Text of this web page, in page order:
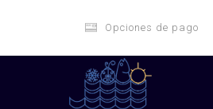
Opciones de pago